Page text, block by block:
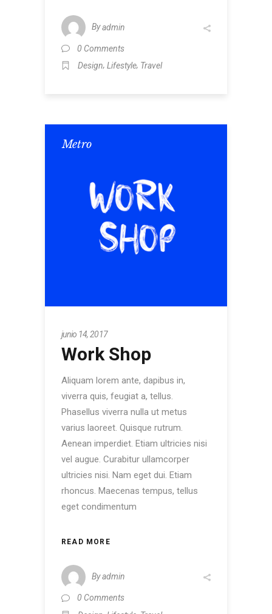
Byadmin
0 Comments
Design, Lifestyle, Travel
Metro
junio 14, 2017
Work Shop
Aliquam lorem ante, dapibus in,
viverra quis, feugiat a, tellus.
Phasellus viverra nulla ut metus
varius laoreet. Quisque rutrum.
Aenean imperdiet. Etiam ultricies nisi
vel augue. Curabitur ullamcorper
ultricies nisi. Nam eget dui. Etiam
rhoncus. Maecenas tempus, tellus
eget condimentum
READ MORE
Byadmin
0 Comments